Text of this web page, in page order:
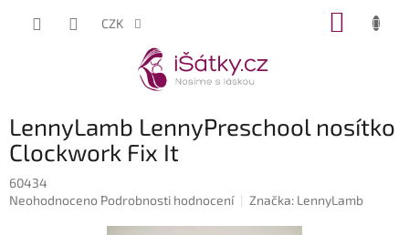
CZK
LennyLamb LennyPreschool nosítko
Clockwork Fix It
60434
Průměrné
Neohodnoceno Podrobnosti hodnocení Značka: LennyLamb